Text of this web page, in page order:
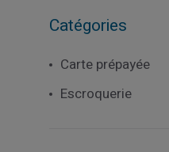
Catégories
Carte prépayée
Escroquerie